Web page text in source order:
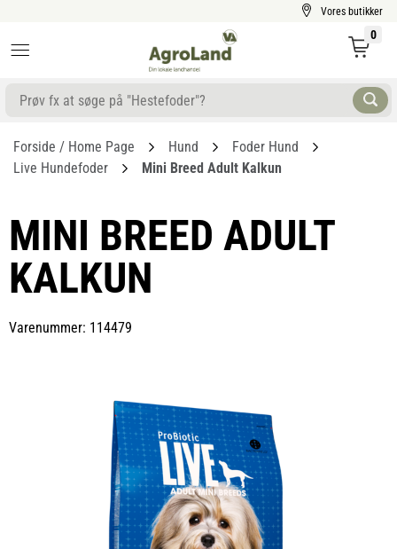
Vores butikker
0
Forside / Home Page Hund
Foder Hund
Live Hundefoder
Mini Breed Adult Kalkun
MINI BREED ADULT
KALKUN
Varenummer: 114479